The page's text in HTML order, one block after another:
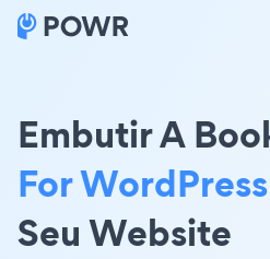
Embutir A
For WordPress
Seu Website